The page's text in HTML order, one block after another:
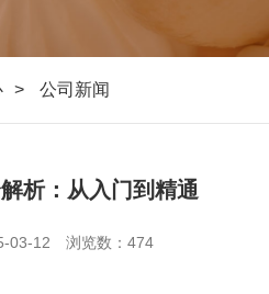
公司新闻
析：从入门到精通
03-12 浏览数：474